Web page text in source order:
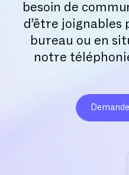
besoin de
d’être joignables
bureau ou en
notre